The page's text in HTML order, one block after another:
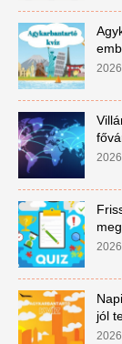
jól